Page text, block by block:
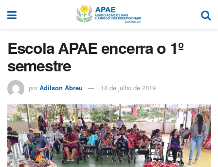
Escola APAE encerra o 1º
semestre
por Adilson Abreu 18 de julho de 2019